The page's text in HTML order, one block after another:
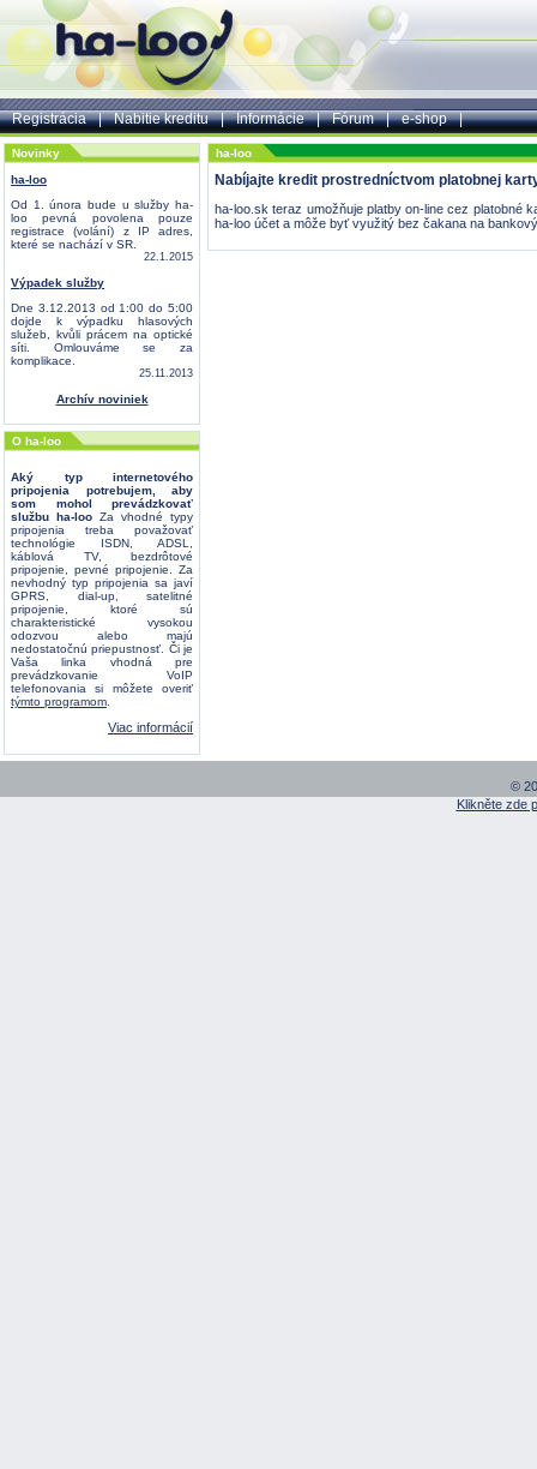
Registrácia | Nabitie kreditu | Informácie | Fórum | e-shop |
Novinky
ha-loo
Od 1. února bude u služby ha-
loo pevná povolena pouze
registrace (volání) z IP adres,
které se nachází v SR.
22.1.2015
Výpadek služby
Dne 3.12.2013 od 1:00 do 5:00
dojde k výpadku hlasových
služeb, kvůli prácem na optické
síti. Omlouváme se za
komplikace.
25.11.2013
Archív noviniek
O ha-loo
Aký typ internetového
pripojenia potrebujem, aby
som mohol prevádzkovať
službu ha-loo Za vhodné typy
pripojenia treba považovať
technológie ISDN, ADSL,
káblová TV, bezdrôtové
pripojenie, pevné pripojenie. Za
nevhodný typ pripojenia sa javí
GPRS, dial-up, satelitné
pripojenie, ktoré sú
charakteristické vysokou
odozvou alebo majú
nedostatočnú priepustnosť. Či je
Vaša linka vhodná pre
prevádzkovanie VoIP
telefonovania si môžete overiť
týmto programom
Viac informácií
ha-loo
Nabíjajte kredit prostredníctvom platobnej
ha-loo.sk teraz umožňuje platby on-line cez platobné
ha-loo účet a môže byť využitý bez čakana na
©
Klikněte zde